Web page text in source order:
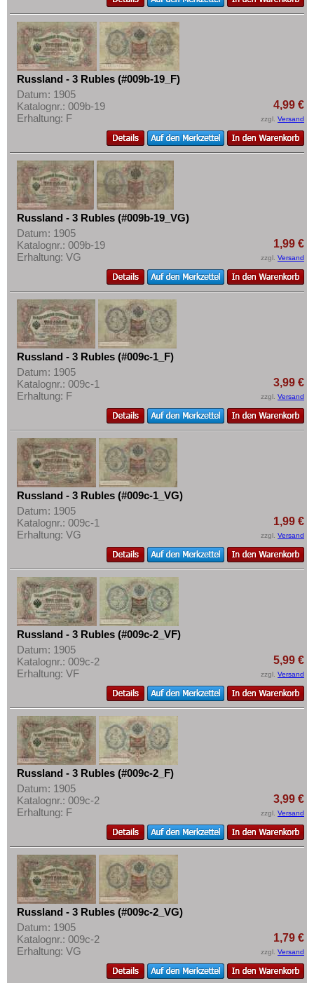
Russland - 3 Rubles (#009b-19_F)
Datum: 1905
Katalognr.: 009b-19
Erhaltung: F
4,99 €
zzgl. Versand
Russland - 3 Rubles (#009b-19_VG)
Datum: 1905
Katalognr.: 009b-19
Erhaltung: VG
1,99 €
zzgl. Versand
Russland - 3 Rubles (#009c-1_F)
Datum: 1905
Katalognr.: 009c-1
Erhaltung: F
3,99 €
zzgl. Versand
Russland - 3 Rubles (#009c-1_VG)
Datum: 1905
Katalognr.: 009c-1
Erhaltung: VG
1,99 €
zzgl. Versand
Russland - 3 Rubles (#009c-2_VF)
Datum: 1905
Katalognr.: 009c-2
Erhaltung: VF
5,99 €
zzgl. Versand
Russland - 3 Rubles (#009c-2_F)
Datum: 1905
Katalognr.: 009c-2
Erhaltung: F
3,99 €
zzgl. Versand
Russland - 3 Rubles (#009c-2_VG)
Datum: 1905
Katalognr.: 009c-2
Erhaltung: VG
1,79 €
zzgl. Versand